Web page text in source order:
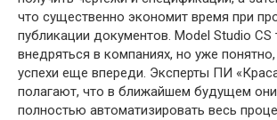
что существенно экономит время при
публикации документов. Model Studio CS
внедряться в компаниях, но уже
успехи еще впереди. Эксперты ПИ
полагают, что в ближайшем будущем
полностью автоматизировать весь